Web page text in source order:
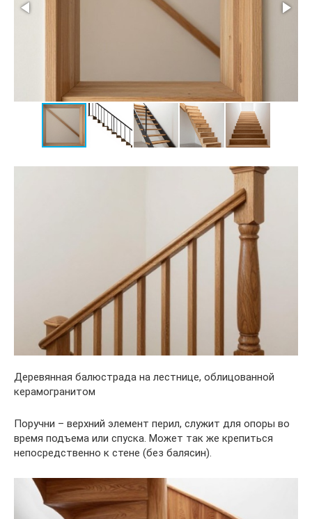
Деревянная балюстрада на лестнице, облицованной
керамогранитом
Поручни – верхний элемент перил, служит для опоры во
время подъема или спуска. Может так же крепиться
непосредственно к стене (без балясин).